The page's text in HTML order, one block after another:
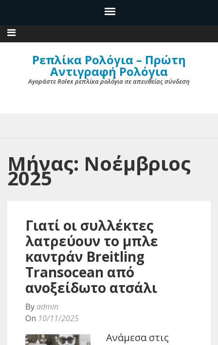
Ρεπλίκα Ρολόγια – Πρώτη
Αντιγραφή Ρολόγια
Αγοράστε Rolex ρεπλίκα ρολόγια σε απευθείας σύνδεση
Μήνας: Νοέμβριος
2025
Γιατί οι συλλέκτες
λατρεύουν το μπλε
καντράν Breitling
Transocean από
ανοξείδωτο ατσάλι
By admin
On 10/11/2025
Ανάμεσα στις